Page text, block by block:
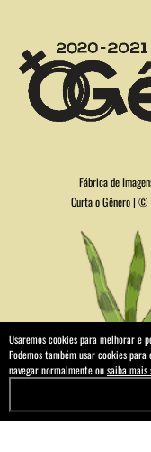
Fábrica de
Curta o Gênero | ©
Usaremos cookies para melhorar e
Podemos também usar cookies
navegar normalmente ousaiba mais